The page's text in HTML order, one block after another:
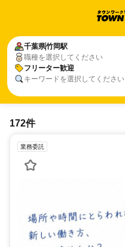
千葉県竹岡駅
職種を選択してください
フリーター歓迎
キーワードを選択してください
172件
業務委託